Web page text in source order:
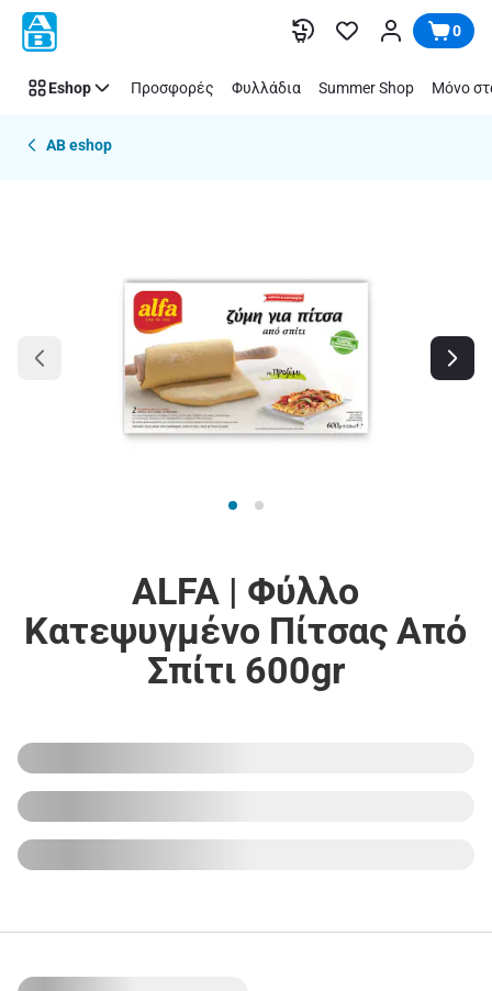
Παράλειψη 0
Eshop Προσφορές Φυλλάδια Summer Shop Μόνο
AB eshop
ALFA | Φύλλο
Κατεψυγμένο Πίτσας Από
Σπίτι 600gr